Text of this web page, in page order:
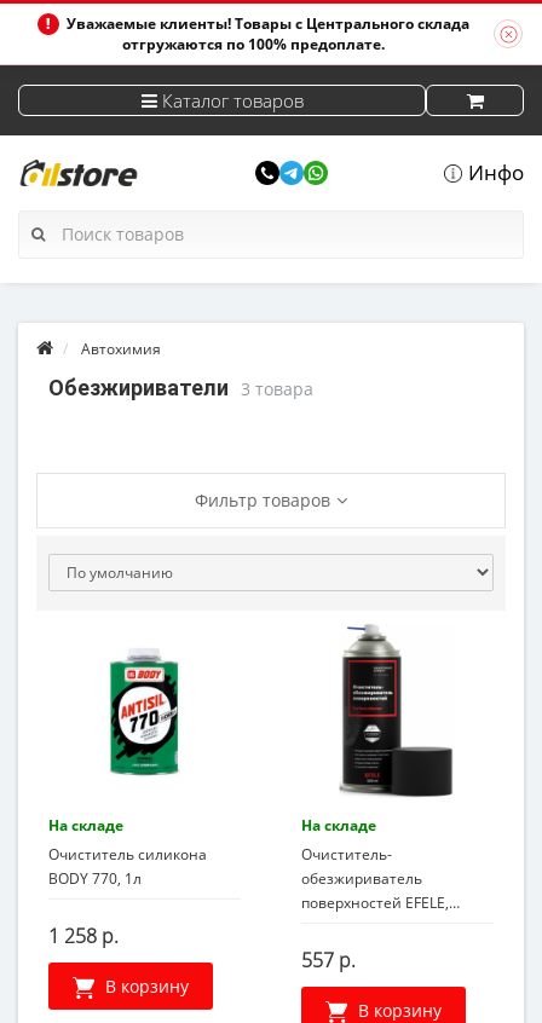
Уважаемые клиенты! Товары с Центрального склада
отгружаются по 100% предоплате.
Каталог товаров
Инфо
Автохимия
Обезжириватели 3 товара
Фильтр товаров
На складе
Очиститель силикона
BODY 770, 1л
1 258 р.
В корзину
На складе
Очиститель-
обезжириватель
поверхностей EFELE,
557 р.
В корзину